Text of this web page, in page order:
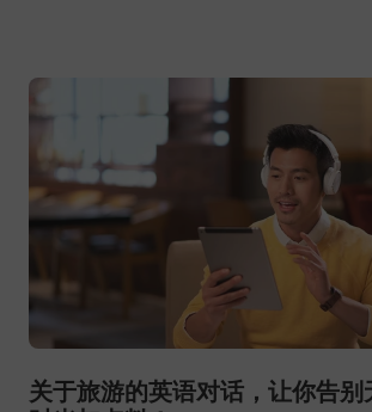
关于旅游的英语对话，让你告